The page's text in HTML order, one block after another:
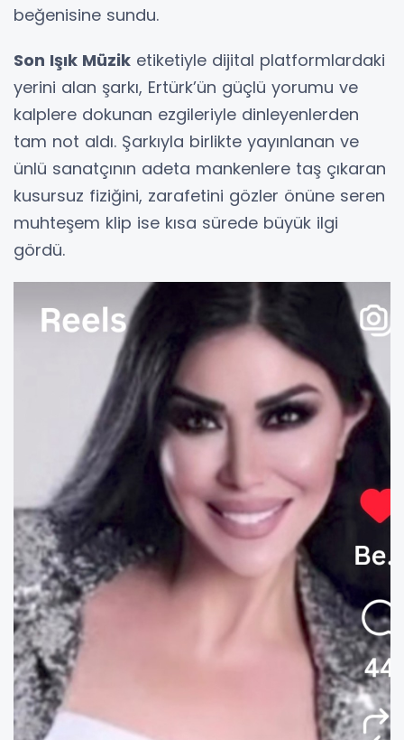
beğenisine sundu.
Son Işık Müzik etiketiyle dijital platformlardaki
yerini alan şarkı, Ertürk’ün güçlü yorumu ve
kalplere dokunan ezgileriyle dinleyenlerden
tam not aldı. Şarkıyla birlikte yayınlanan ve
ünlü sanatçının adeta mankenlere taş çıkaran
kusursuz fiziğini, zarafetini gözler önüne seren
muhteşem klip ise kısa sürede büyük ilgi
gördü.